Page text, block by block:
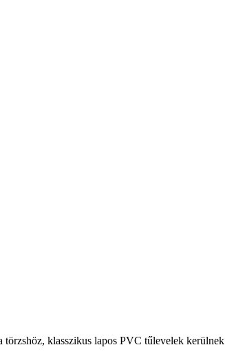
klasszikus lapos PVC tűlevelek kerülnek